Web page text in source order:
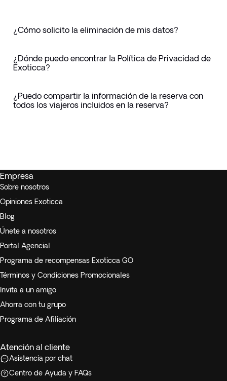
¿Cómo solicito la eliminación de mis datos?
¿Dónde puedo encontrar la Política de Privacidad de
Exoticca?
¿Puedo compartir la información de la reserva con
todos los viajeros incluidos en la reserva?